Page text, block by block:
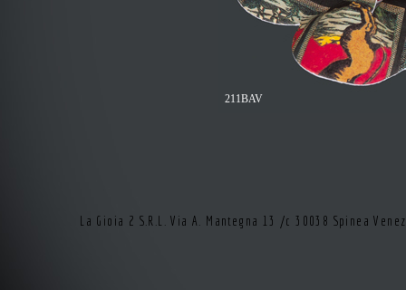
211BAV
La Gioia 2 S.R.L. Via A. Mantegna 13 /c 30038 Spinea